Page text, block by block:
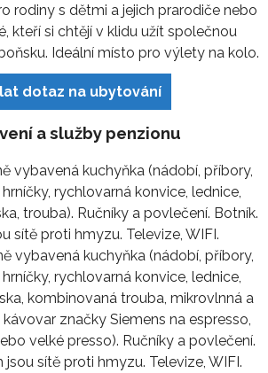
rodiny s dětmi a jejich prarodiče nebo
kteří si chtějí v klidu užít společnou
Ideální místo pro výlety na kolo.
dotaz na ubytování
a služby penzionu
vybavená kuchyňka (nádobí, příbory,
rychlovarná konvice, lednice,
trouba). Ručníky a povlečení. Botník.
sítě proti hmyzu. Televize, WIFI.
vybavená kuchyňka (nádobí, příbory,
rychlovarná konvice, lednice,
kombinovaná trouba, mikrovlnná a
značky Siemens na espresso,
velké presso). Ručníky a povlečení.
jsou sítě proti hmyzu. Televize, WIFI.